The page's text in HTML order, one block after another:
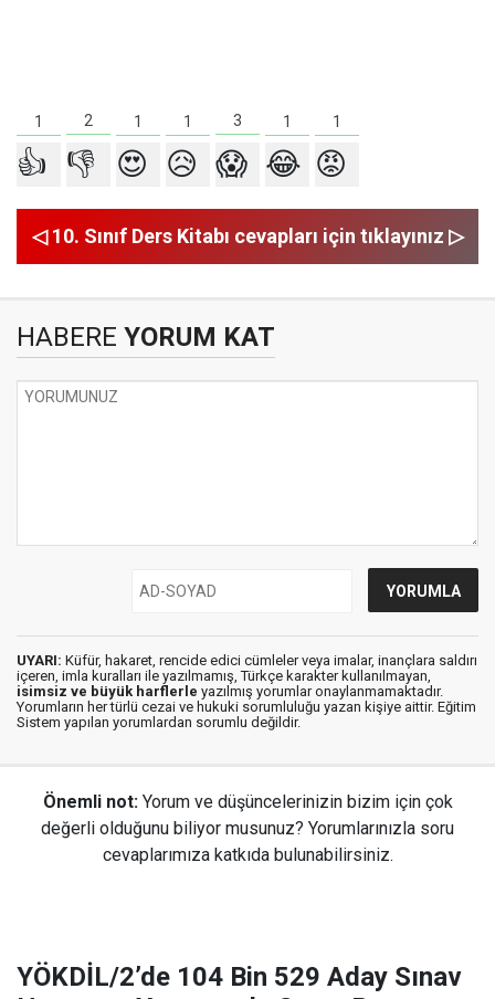
1 2 1 1 3 1 1
👍 👎 😍 😥 😱 😂 😡
◁ 10. Sınıf Ders Kitabı cevapları için tıklayınız ▷
HABERE YORUM KAT
UYARI: Küfür, hakaret, rencide edici cümleler veya imalar, inançlara saldırı
içeren, imla kuralları ile yazılmamış, Türkçe karakter kullanılmayan,
isimsiz ve büyük harflerle yazılmış yorumlar onaylanmamaktadır.
Yorumların her türlü cezai ve hukuki sorumluluğu yazan kişiye aittir. Eğitim
Sistem yapılan yorumlardan sorumlu değildir.
Önemli not: Yorum ve düşüncelerinizin bizim için çok
değerli olduğunu biliyor musunuz? Yorumlarınızla soru
cevaplarımıza katkıda bulunabilirsiniz.
YÖKDİL/2’de 104 Bin 529 Aday Sınav